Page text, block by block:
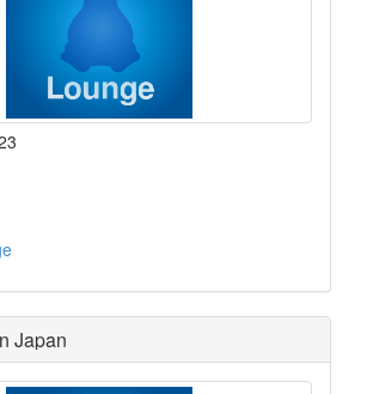
Japan